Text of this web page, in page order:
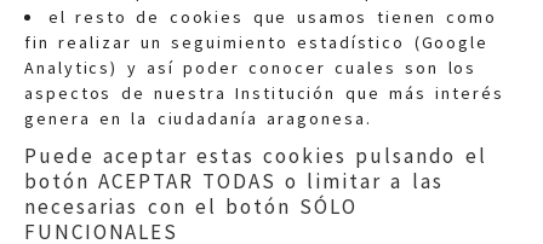
el resto de cookies que usamos tienen como
fin realizar un seguimiento estadístico (Google
Analytics) y así poder conocer cuales son los
aspectos de nuestra Institución que más interés
genera en la ciudadanía aragonesa.
Puede aceptar estas cookies pulsando el
botón ACEPTAR TODAS o limitar a las
necesarias con el botón SÓLO
FUNCIONALES
Quejas:quejas@eljusticiadearagon.es
Información general:
informacion@eljusticiadearagon.es
Teléfonos:900 210 210/